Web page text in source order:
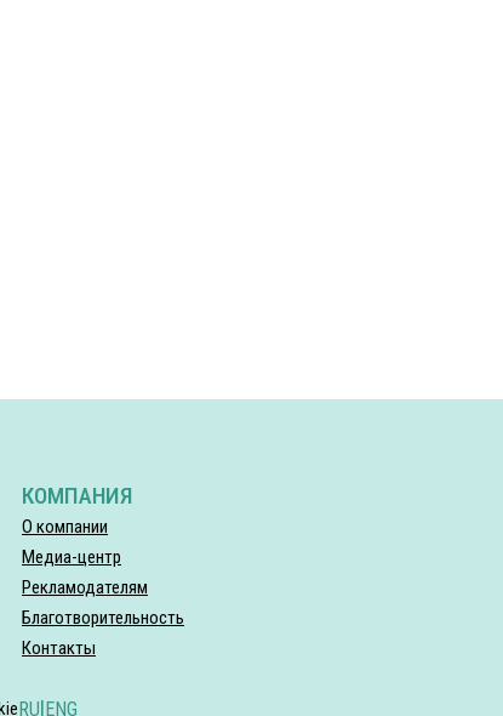
КОМПАНИЯ
О компании
Медиа-центр
Рекламодателям
Благотворительность
Контакты
RU|ENG